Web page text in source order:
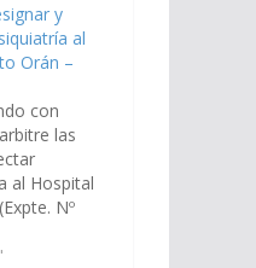
y
al
Orán –
con
las
al Hospital
Nº
y